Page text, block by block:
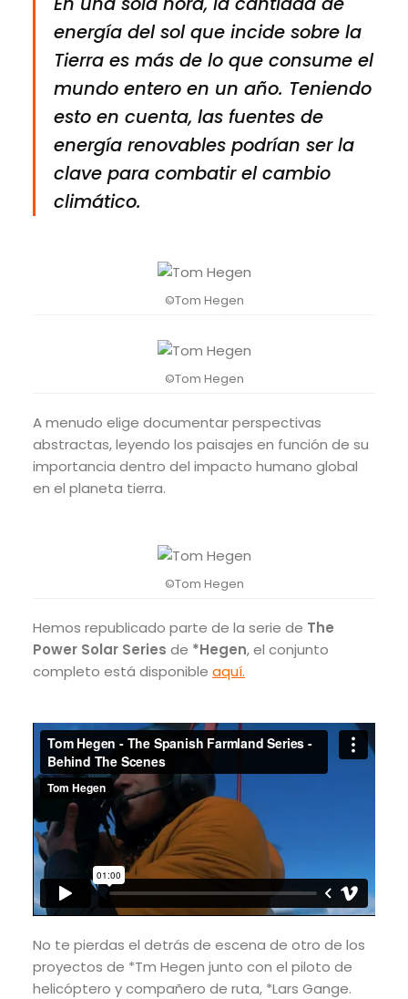
energía del sol que incide sobre la
Tierra es más de lo que consume el
mundo entero en un año. Teniendo
esto en cuenta, las fuentes de
energía renovables podrían ser la
clave para combatir el cambio
climático.
©Tom Hegen
©Tom Hegen
A menudo elige documentar perspectivas
abstractas, leyendo los paisajes en función de su
importancia dentro del impacto humano global
en el planeta tierra.
©Tom Hegen
Hemos republicado parte de la serie de The
Power Solar Series de *Hegen, el conjunto
completo está disponibleaquí.
No te pierdas el detrás de escena de otro de los
proyectos de *Tm Hegen juntocon el piloto de
helicóptero y compañero de ruta, *Lars Gange.